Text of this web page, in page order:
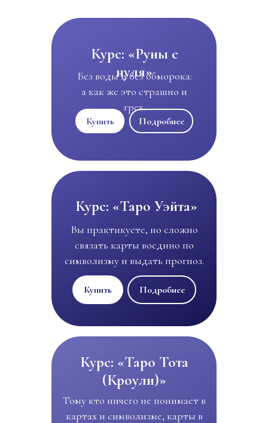
Курс: «Таро Тота
(Кроули)»
Тому кто ничего не понимает в
картах и символизме, карты в
Купить Подробнее
Курс: «Таро Уэйта»
Вы практикуете, но сложно
связать карты воедино по
символизму и выдать прогноз.
Курс: «Руны с
нуля»
Без воды и без обморока:
а как же это страшно и
грех.
Купить Подробнее